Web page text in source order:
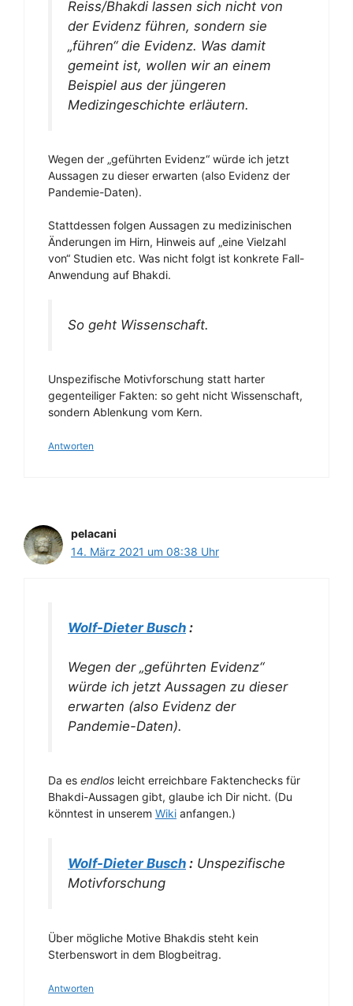
Reiss/Bhakdi lassen sich nicht von
der Evidenz führen, sondern sie
„führen“ die Evidenz. Was damit
gemeint ist, wollen wir an einem
Beispiel aus der jüngeren
Medizingeschichte erläutern.
Wegen der „geführten Evidenz“ würde ich jetzt
Aussagen zu dieser erwarten (also Evidenz der
Pandemie-Daten).
Stattdessen folgen Aussagen zu medizinischen
Änderungen im Hirn, Hinweis auf „eine Vielzahl
von“ Studien etc. Was nicht folgt ist konkrete Fall-
Anwendung auf Bhakdi.
So geht Wissenschaft.
Unspezifische Motivforschung statt harter
gegenteiliger Fakten: so geht nicht Wissenschaft,
sondern Ablenkung vom Kern.
Antworten
pelacani
14. März 2021 um 08:38 Uhr
Wolf-Dieter Busch :
Wegen der „geführten Evidenz“
würde ich jetzt Aussagen zu dieser
erwarten (also Evidenz der
Pandemie-Daten).
Da es endlos leicht erreichbare Faktenchecks für
Bhakdi-Aussagen gibt, glaube ich Dir nicht. (Du
könntest in unserem Wiki anfangen.)
Wolf-Dieter Busch : Unspezifische
Motivforschung
Über mögliche Motive Bhakdis steht kein
Sterbenswort in dem Blogbeitrag.
Antworten